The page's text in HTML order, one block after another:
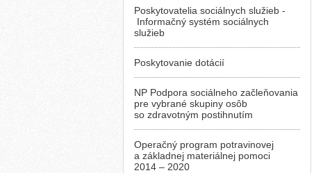
Poskytovatelia sociálnych služieb -
Informačný systém sociálnych
služieb
Poskytovanie dotácií
NP Podpora sociálneho začleňovania
pre vybrané skupiny osôb
so zdravotným postihnutím
Operačný program potravinovej
a základnej materiálnej pomoci
2014 – 2020